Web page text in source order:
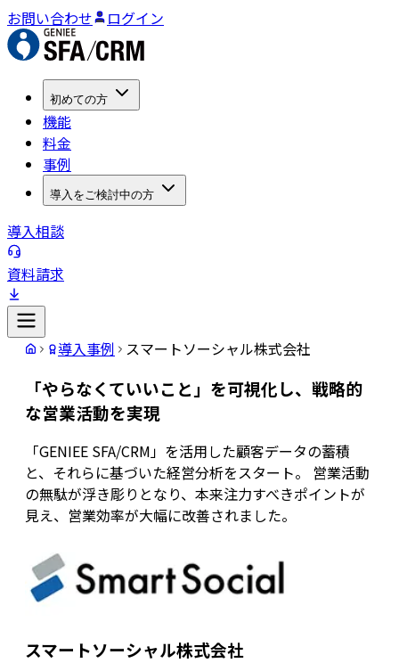
お問い合わせ ログイン
初めての方
機能
料金
事例
導入をご検討中の方
導入相談
資料請求
導入事例 スマートソーシャル株式会社
「やらなくていいこと」を可視化し、戦略的
な営業活動を実現
「GENIEE SFA/CRM」を活用した顧客データの蓄積
と、それらに基づいた経営分析をスタート。 営業活動
の無駄が浮き彫りとなり、本来注力すべきポイントが
見え、営業効率が大幅に改善されました。
スマートソーシャル株式会社